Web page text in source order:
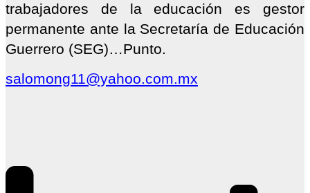
trabajadores de la educación es gestor
permanente ante la Secretaría de Educación
Guerrero (SEG)…Punto.
salomong11@yahoo.com.mx